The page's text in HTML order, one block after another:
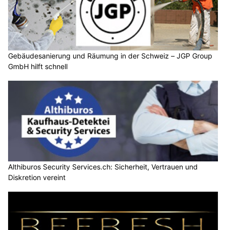
Gebäudesanierung und Räumung in der Schweiz – JGP Group
GmbH hilft schnell
Althiburos Security Services.ch: Sicherheit, Vertrauen und
Diskretion vereint